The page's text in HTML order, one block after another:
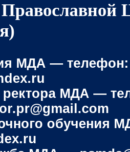
МДА — телефон:
МДА —
обучения